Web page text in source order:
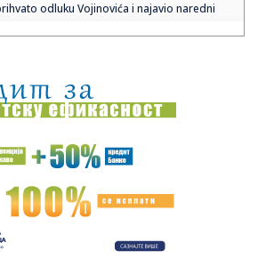
odluku Vojinovića i najavio naredni
Fakundo Buonanote prešao na
zbog izbora novog predsednika Kolumbije:
Prošla su vremena uvođenja sankcija
festival "Vitezovi Tvrdimića" okupio